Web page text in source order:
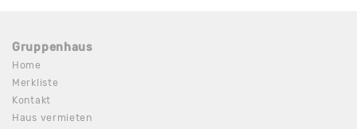
Gruppenhaus
Home
Merkliste
Kontakt
Haus vermieten